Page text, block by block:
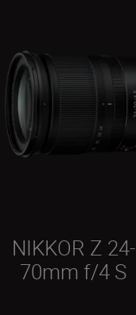
NIKKOR Z 24-
70mm f/4 S